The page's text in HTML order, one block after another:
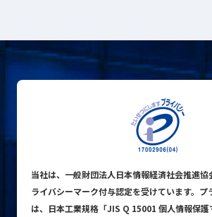
プライバシーポリシー
© ACN Inc.
当社は、一般財団法人日本情報経済社会推進
ライバシーマーク付与認定を受けています。プ
は、日本工業規格「JIS Q 15001 個人情報保護